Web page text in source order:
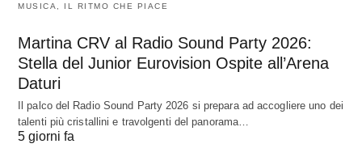
MUSICA, IL RITMO CHE PIACE
Martina CRV al Radio Sound Party 2026:
Stella del Junior Eurovision Ospite all’Arena
Daturi
Il palco del Radio Sound Party 2026 si prepara ad accogliere uno dei
talenti più cristallini e travolgenti del panorama…
5 giorni fa